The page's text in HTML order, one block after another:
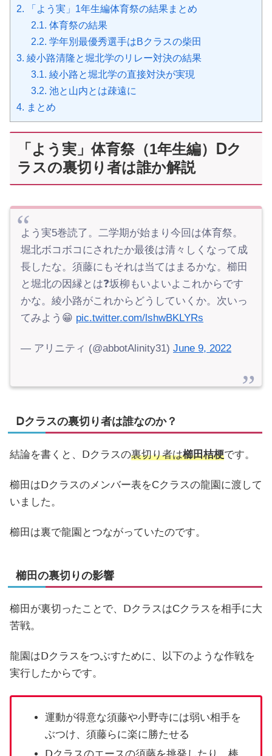
2. 「よう実」1年生編体育祭の結果まとめ
2.1. 体育祭の結果
2.2. 学年別最優秀選手はBクラスの柴田
3. 綾小路清隆と堀北学のリレー対決の結果
3.1. 綾小路と堀北学の直接対決が実現
3.2. 池と山内とは疎遠に
4. まとめ
「よう実」体育祭（1年生編）Ⅾク
ラスの裏切り者は誰か解説
よう実5巻読了。二学期が始まり今回は体育祭。
堀北ボコボコにされたか最後は清々しくなって成
長したな。須藤にもそれは当てはまるかな。櫛田
と堀北の因縁とは❓坂柳もいよいよこれからです
かな。綾小路がこれからどうしていくか。次いっ
てみよう😁 pic.twitter.com/lshwBKLYRs
— アリニティ (@abbotAlinity31) June 9, 2022
Ⅾクラスの裏切り者は誰なのか？
結論を書くと、Ⅾクラスの裏切り者は櫛田桔梗です。
櫛田はⅮクラスのメンバー表をCクラスの龍園に渡して
いました。
櫛田は裏で龍園とつながっていたのです。
櫛田の裏切りの影響
櫛田が裏切ったことで、ⅮクラスはCクラスを相手に大
苦戦。
龍園はⅮクラスをつぶすために、以下のような作戦を
実行したからです。
運動が得意な須藤や小野寺には弱い相手を
ぶつけ、須藤らに楽に勝たせる